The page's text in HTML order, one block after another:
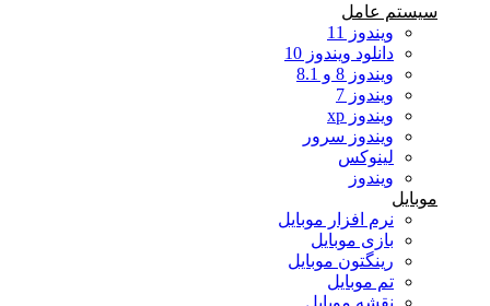
سیستم عامل
ویندوز 11
دانلود ویندوز 10
ویندوز 8 و 8.1
ویندوز 7
ویندوز xp
ویندوز سرور
لینوکس
ویندوز
موبایل
نرم افزار موبایل
بازی موبایل
رینگتون موبایل
تم موبایل
نقشه موبایل